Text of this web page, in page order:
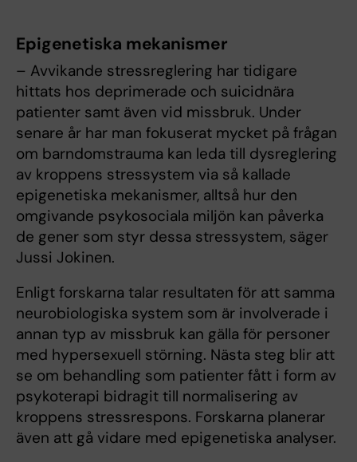
Epigenetiska mekanismer
– Avvikande stressreglering har tidigare
hittats hos deprimerade och suicidnära
patienter samt även vid missbruk. Under
senare år har man fokuserat mycket på frågan
om barndomstrauma kan leda till dysreglering
av kroppens stressystem via så kallade
epigenetiska mekanismer, alltså hur den
omgivande psykosociala miljön kan påverka
de gener som styr dessa stressystem, säger
Jussi Jokinen.
Enligt forskarna talar resultaten för att samma
neurobiologiska system som är involverade i
annan typ av missbruk kan gälla för personer
med hypersexuell störning. Nästa steg blir att
se om behandling som patienter fått i form av
psykoterapi bidragit till normalisering av
kroppens stressrespons. Forskarna planerar
även att gå vidare med epigenetiska analyser.